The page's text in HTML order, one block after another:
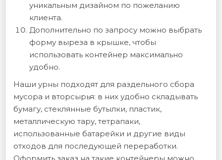
уникальным дизайном по пожеланию
клиента.
Дополнительно по запросу можно выбрать
форму выреза в крышке, чтобы
использовать контейнер максимально
удобно.
Наши урны подходят для раздельного сбора
мусора и вторсырья: в них удобно складывать
бумагу, стеклянные бутылки, пластик,
металлическую тару, тетрапаки,
использованные батарейки и другие виды
отходов для последующей переработки.